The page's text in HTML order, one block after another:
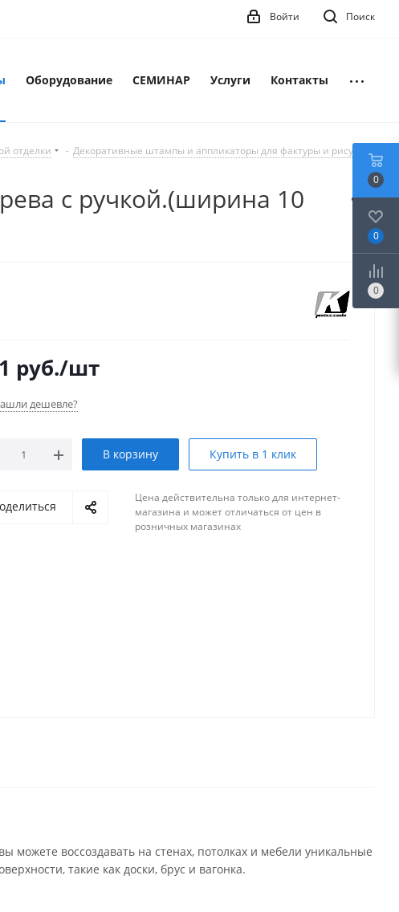
Поиск
Войти
Оборудование СЕМИНАР Услуги Контакты
отделки - Декоративные штампы и аппликаторы для фактуры и рисунка
с ручкой.(ширина 10
руб./шт
дешевле?
В корзину Купить в 1 клик
Цена действительна только для интернет-
магазина и может отличаться от цен в
розничных магазинах
воссоздавать на стенах, потолках и мебели уникальные
такие как доски, брус и вагонка.
0
0
0